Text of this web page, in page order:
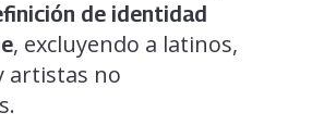
de identidad
, excluyendo a latinos,
artistas no